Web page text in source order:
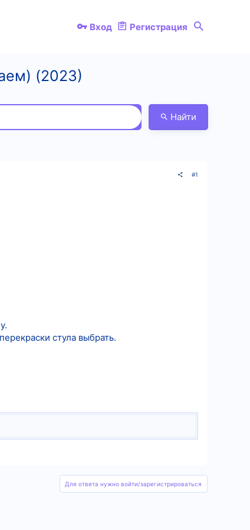
Вход Регистрация
(2023)
Найти
#1
стула выбрать.
Для ответа нужно войти/зарегистрироваться